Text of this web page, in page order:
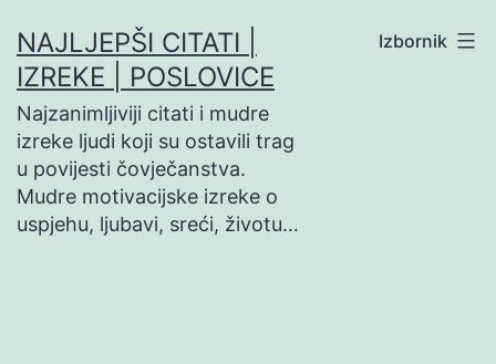
na
sadržaj
NAJLJEPŠI CITATI |
IZREKE | POSLOVICE
Najzanimljiviji citati i mudre
izreke ljudi koji su ostavili trag
u povijesti čovječanstva.
Mudre motivacijske izreke o
uspjehu, ljubavi, sreći, životu…
Izbornik